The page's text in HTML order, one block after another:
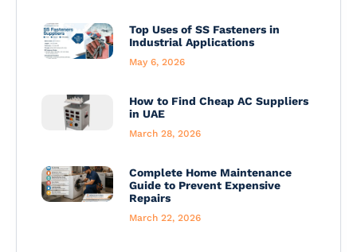
Top Uses of SS Fasteners in
Industrial Applications
May 6, 2026
How to Find Cheap AC Suppliers
in UAE
March 28, 2026
Complete Home Maintenance
Guide to Prevent Expensive
Repairs
March 22, 2026